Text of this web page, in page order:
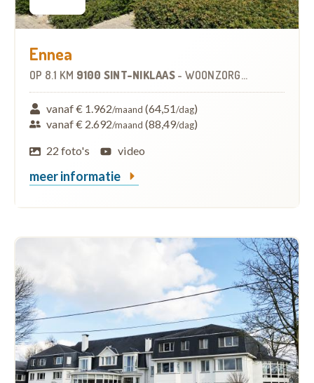
Ennea
OP 8.1 KM 9100 SINT-NIKLAAS - WOONZORGCENTRUM (WZC)
vanaf € 1.962/maand (64,51/dag)
vanaf € 2.692/maand (88,49/dag)
22 foto's
video
meer informatie